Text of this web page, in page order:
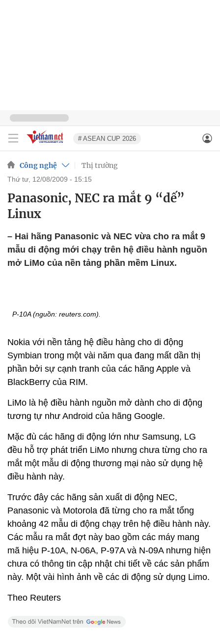
# ASEAN CUP 2026
Công nghệ Thị trường
thứ tư, 12/08/2009 - 15:15
Panasonic, NEC ra mắt 9 “dế”
Linux
– Hai hãng Panasonic và NEC vừa cho ra mắt 9
mẫu di động mới chạy trên hệ điều hành nguồn
mở LiMo của nền tảng phần mềm Linux.
P-10A (nguồn: reuters.com).
Nokia với nền tảng hệ điều hàng cho di động
Symbian trong một vài năm qua đang mất dần thị
phần bởi sự cạnh tranh của các hãng Apple và
BlackBerry của RIM.
LiMo là hệ điều hành nguồn mở dành cho di động
tương tự như Android của hãng Google.
Mặc đù các hãng di động lớn như Samsung, LG
đều hỗ trợ phát triển LiMo nhưng chưa từng cho ra
mắt một mẫu di động thương mại nào sử dụng hệ
điều hành này.
Trước đây các hãng sản xuất di động NEC,
Panasonic và Motorola đã từng cho ra mắt tổng
khoảng 42 mẫu di động chạy trên hệ điều hành này.
Các mẫu ra mắt đợt này bao gồm các máy mang
mã hiệu P-10A, N-06A, P-97A và N-09A nhưng hiện
chưa có thông tin cập nhật chi tiết về các sản phẩm
này. Một vài hình ảnh về các di động sử dụng Limo.
Theo Reuters